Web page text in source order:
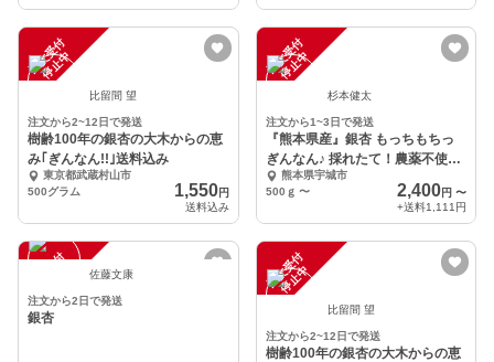
注
文
受
付
停
止
中
比留間 望
注文から2~12日で発送
樹齢100年の銀杏の大木からの恵
み｢ぎんなん!!｣送料込み
東京都武蔵村山市
500グラム
1,550円
送料込み
注
文
受
付
停
止
中
杉本健太
注文から1~3日で発送
『熊本県産』銀杏 もっちもちっ
ぎんなん♪ 採れたて！農薬不使
用！熊本県宇城市
500ｇ 〜 2,400円 〜
+送料1,111円
注
文
受
付
停
止 佐藤文康
注文から2日で発送
銀杏
注
文
受
付
停
止
中
比留間 望
注文から2~12日で発送
樹齢100年の銀杏の大木からの恵